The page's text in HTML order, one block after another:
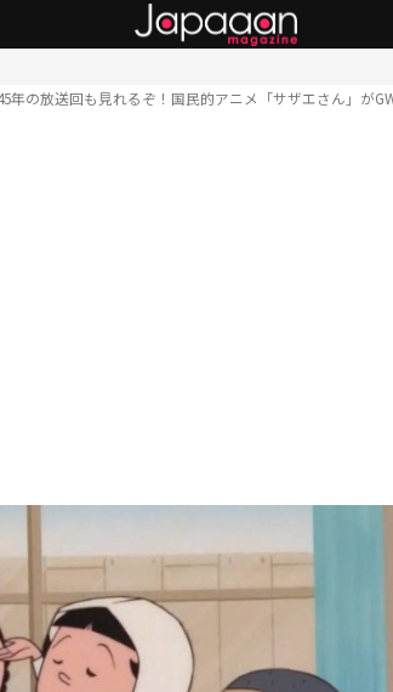
年の放送回も見れるぞ！国民的アニメ「サザエさん」が